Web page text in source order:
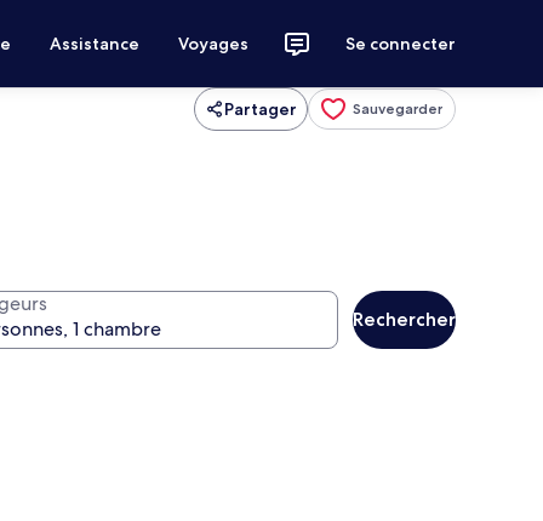
Assistance Voyages Se connecter
Partager Sauvegarder
Rechercher